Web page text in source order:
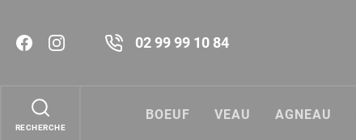
02 99 99 10 84
BOEUF VEAU AGNEAU